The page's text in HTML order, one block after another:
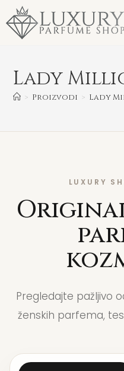
Lady
> Proizvodi > Lady
LUXURY
Pregledajte pažljivo
ženskih parfema,